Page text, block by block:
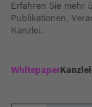
Erfahren Sie mehr
Publikationen,
Kanzlei.
Whitepaper